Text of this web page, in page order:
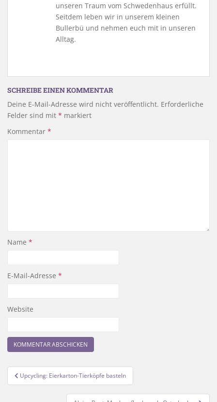
unseren Traum vom Schwedenhaus erfüllt.
Seitdem leben wir in unserem kleinen
Bullerbü und nehmen euch mit in unseren
Alltag.
SCHREIBE EINEN KOMMENTAR
Deine E-Mail-Adresse wird nicht veröffentlicht. Erforderliche
Felder sind mit * markiert
Kommentar *
Name *
E-Mail-Adresse *
Website
Beitragsnavigation
Upcycling: Eierkarton-Tierköpfe basteln